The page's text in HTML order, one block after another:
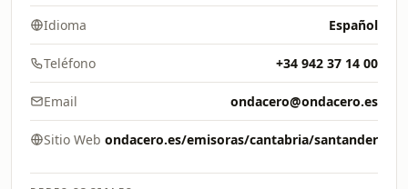
Idioma Español
Teléfono +34 942 37 14 00
Email ondacero@ondacero.es
Sitio Web ondacero.es/emisoras/cantabria/santander